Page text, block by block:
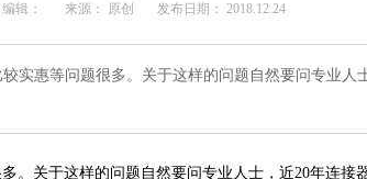
编辑： 来源： 原创 发布日期： 2018.12.24
实惠等问题很多。关于这样的问题自然要问专业人
。关于这样的问题自然要问专业人士，近20年连接